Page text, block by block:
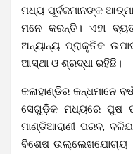
ମଧ୍ୟ ପୂର୍ବଜମାନଙ୍କ
ମନେ କରନ୍ତି। ଏହା
ଅନ୍ୟାନ୍ୟ ପ୍ରାକୃତିକ
ଆସ୍ଥା ଓ ଶ୍ରଦ୍ଧା ରହିଛି।
କଳାହାଣ୍ଡିର କନ୍ଧମାନେ
ସେଗୁଡ଼ିକ ମଧ୍ୟରେ ପୁଷ
ମାଣ୍ଡିଆରାଣୀ ପରବ,
ବିଶେଷ ଉଲ୍ଲେଖଯୋଗ୍ୟ